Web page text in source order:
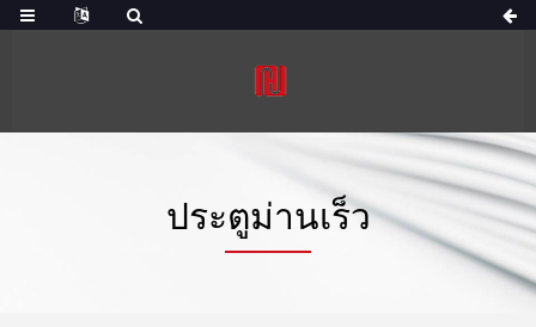
ประตูม่านเร็ว